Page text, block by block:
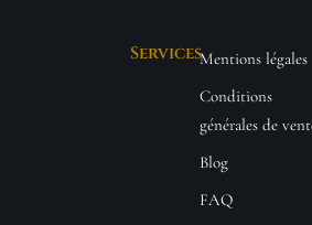
ServicesMentions légales
Conditions
générales de
Blog
FAQ